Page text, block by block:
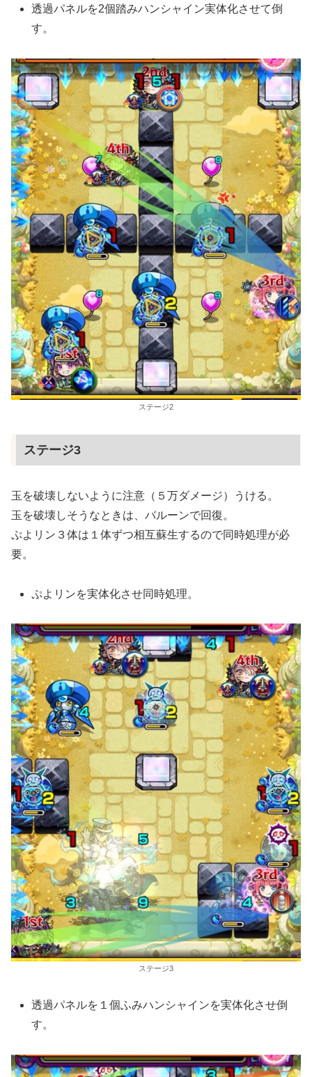
透過パネルを2個踏みハンシャイン実体化させて倒
す。
ステージ2
ステージ3
玉を破壊しないように注意（５万ダメージ）うける。
玉を破壊しそうなときは、バルーンで回復。
ぷよリン３体は１体ずつ相互蘇生するので同時処理が必
要。
ぷよリンを実体化させ同時処理。
ステージ3
透過パネルを１個ふみハンシャインを実体化させ倒
す。